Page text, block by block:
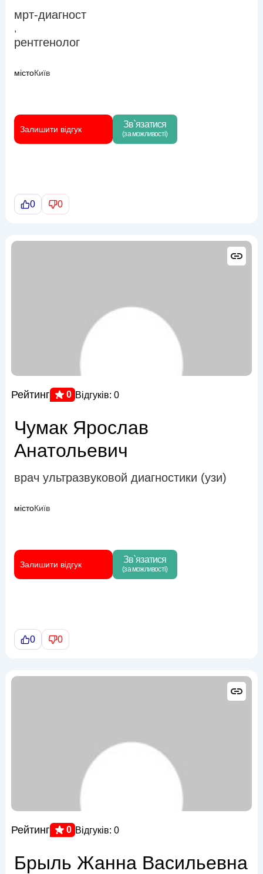
мрт-диагност
,
рентгенолог
містоКиїв
Залишити відгук Зв`язатися
(за можливості)
0 0
Рейтинг 0 Відгуків: 0
Чумак Ярослав
Анатольевич
врач ультразвуковой диагностики (узи)
містоКиїв
Залишити відгук Зв`язатися
(за можливості)
0 0
Рейтинг 0 Відгуків: 0
Брыль Жанна Васильевна